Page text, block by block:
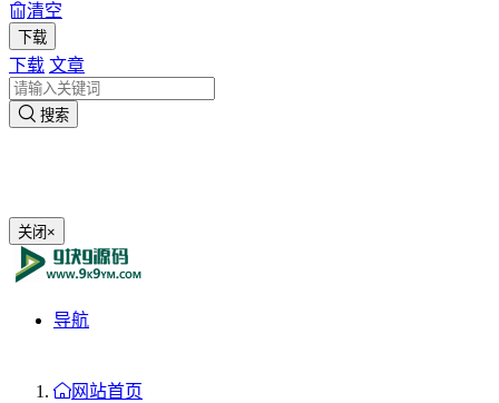
清空
下载
下载 文章
搜索
关闭 ×
导航
网站首页